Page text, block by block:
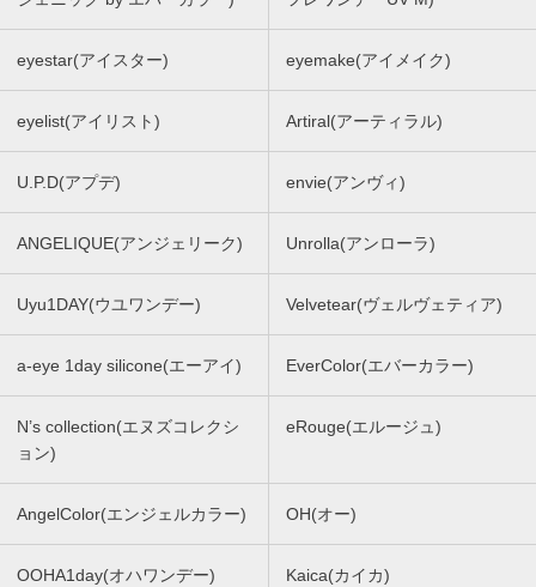
eyestar(アイスター) eyemake(アイメイク)
eyelist(アイリスト) Artiral(アーティラル)
U.P.D(アプデ) envie(アンヴィ)
ANGELIQUE(アンジェリーク) Unrolla(アンローラ)
Uyu1DAY(ウユワンデー) Velvetear(ヴェルヴェティア)
a-eye 1day silicone(エーアイ) EverColor(エバーカラー)
N’s collection(エヌズコレクシ
ョン)
eRouge(エルージュ)
AngelColor(エンジェルカラー) OH(オー)
OOHA1day(オハワンデー) Kaica(カイカ)